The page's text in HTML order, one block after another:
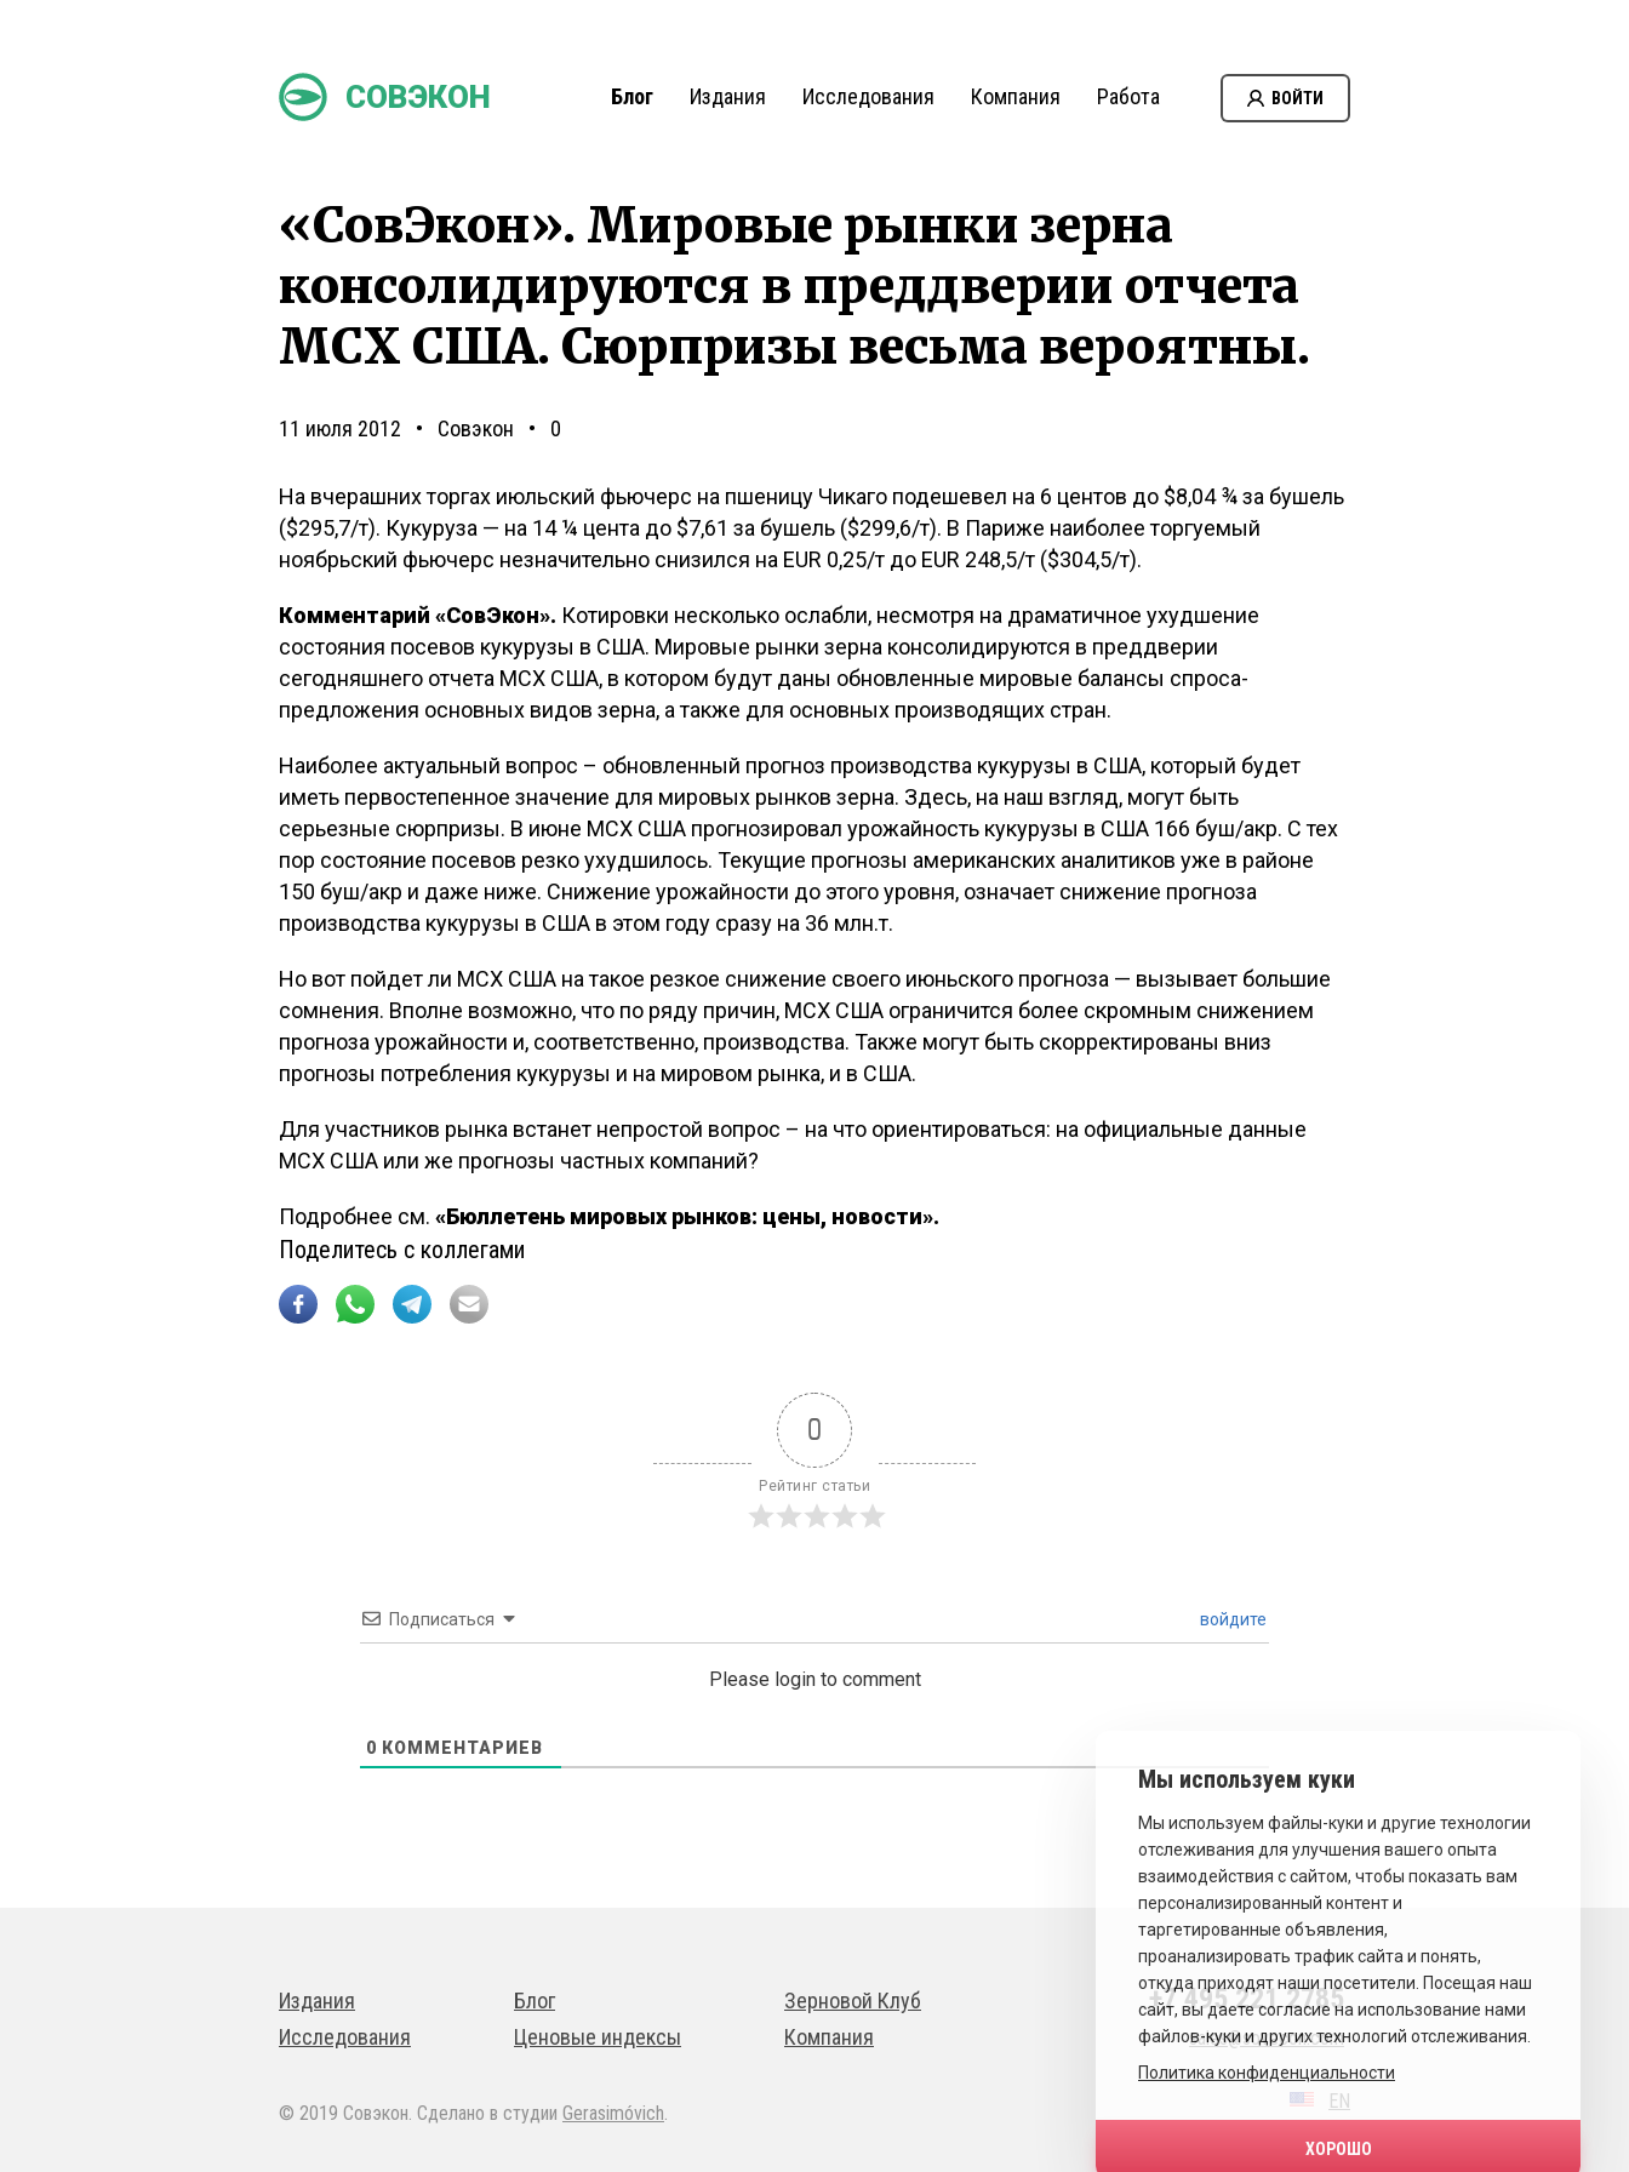
СОВЭКОН Блог Издания Исследования Компания Работа ВОЙТИ
«СовЭкон». Мировые рынки зерна
консолидируются в преддверии отчета
МСХ США. Сюрпризы весьма вероятны.
11 июля 2012 Совэкон 0
На вчерашних торгах июльский фьючерс на пшеницу Чикаго подешевел на 6 центов до $8,04 ¾ за бушель
($295,7/т). Кукуруза — на 14 ¼ цента до $7,61 за бушель ($299,6/т). В Париже наиболее торгуемый
ноябрьский фьючерс незначительно снизился на EUR 0,25/т до EUR 248,5/т ($304,5/т).
Комментарий «СовЭкон». Котировки несколько ослабли, несмотря на драматичное ухудшение
состояния посевов кукурузы в США. Мировые рынки зерна консолидируются в преддверии
сегодняшнего отчета МСХ США, в котором будут даны обновленные мировые балансы спроса-
предложения основных видов зерна, а также для основных производящих стран.
Наиболее актуальный вопрос – обновленный прогноз производства кукурузы в США, который будет
иметь первостепенное значение для мировых рынков зерна. Здесь, на наш взгляд, могут быть
серьезные сюрпризы. В июне МСХ США прогнозировал урожайность кукурузы в США 166 буш/акр. С тех
пор состояние посевов резко ухудшилось. Текущие прогнозы американских аналитиков уже в районе
150 буш/акр и даже ниже. Снижение урожайности до этого уровня, означает снижение прогноза
производства кукурузы в США в этом году сразу на 36 млн.т.
Но вот пойдет ли МСХ США на такое резкое снижение своего июньского прогноза — вызывает большие
сомнения. Вполне возможно, что по ряду причин, МСХ США ограничится более скромным снижением
прогноза урожайности и, соответственно, производства. Также могут быть скорректированы вниз
прогнозы потребления кукурузы и на мировом рынка, и в США.
Для участников рынка встанет непростой вопрос – на что ориентироваться: на официальные данные
МСХ США или же прогнозы частных компаний?
Подробнее см. «Бюллетень мировых рынков: цены, новости».
Поделитесь с коллегами
0
Рейтинг статьи
Подписаться войдите
Please login to comment
0 КОММЕНТАРИЕВ
Издания
Исследования
Блог
Ценовые индексы
Зерновой Клуб
Компания
+7 495 221 2785
sales@sovecon.com
EN
© 2019 Совэкон. Сделано в студии Gerasimóvich.
Политика конфиденциальности